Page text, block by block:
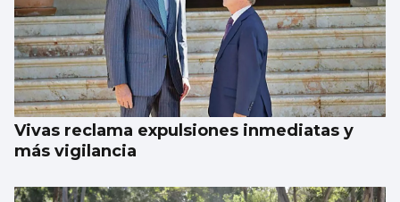
Vivas reclama expulsiones inmediatas y
más vigilancia